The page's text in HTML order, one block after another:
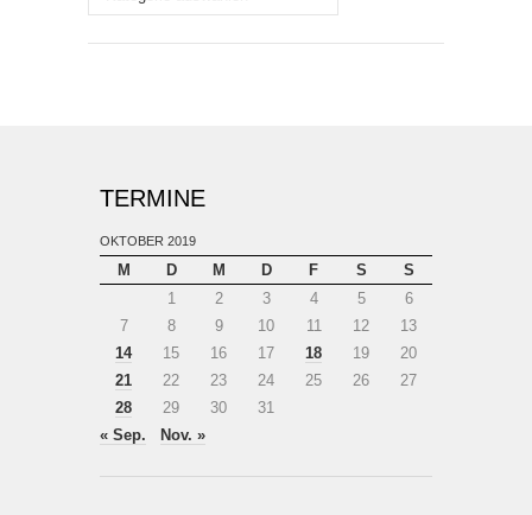
TERMINE
OKTOBER 2019
M D M D F S
S
1
2 3 4 5
6
7
8 9 10 11 12
13
14
15 16 17 18 19
20
21
22 23 24 25 26
27
28
29 30
31
« Sep.
Nov. »